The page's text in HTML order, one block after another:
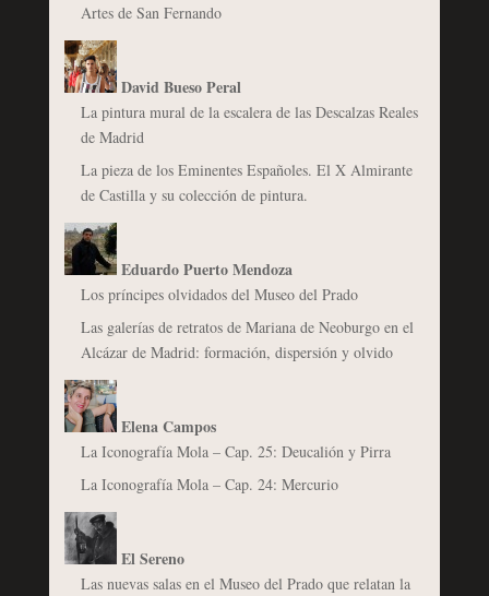
Artes de San Fernando
David Bueso Peral
La pintura mural de la escalera de las Descalzas Reales
de Madrid
La pieza de los Eminentes Españoles. El X Almirante
de Castilla y su colección de pintura.
Eduardo Puerto Mendoza
Los príncipes olvidados del Museo del Prado
Las galerías de retratos de Mariana de Neoburgo en el
Alcázar de Madrid: formación, dispersión y olvido
Elena Campos
La Iconografía Mola – Cap. 25: Deucalión y Pirra
La Iconografía Mola – Cap. 24: Mercurio
El Sereno
Las nuevas salas en el Museo del Prado que relatan la